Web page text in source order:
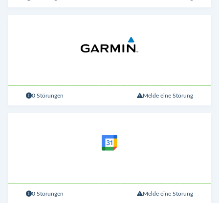
0 Störungen Melde eine Störung
0 Störungen Melde eine Störung